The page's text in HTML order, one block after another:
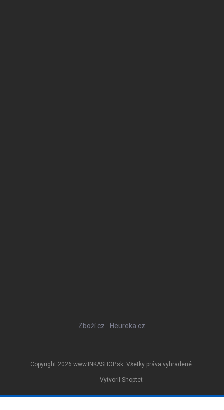
Zboží.cz Heureka.cz
Vytvoril Shoptet
Copyright 2026 www.INKASHOP.sk. Všetky práva vyhradené.